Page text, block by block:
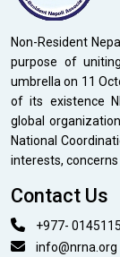
Non-Resident
purpose of
umbrella on 11
of its existence
global
National
interests,
Contact Us
+977-
info@nrna.org